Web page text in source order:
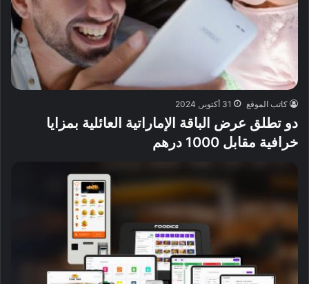
كاتب الموقع 31 أكتوبر, 2024
دو تطلق عرض الباقة الإماراتية العائلية بمزايا
خرافية مقابل 1000 درهم